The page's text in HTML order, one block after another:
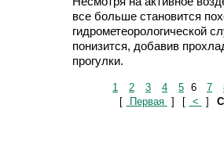
все больше становится
гидрометеорологической
понизится, добавив
прогулки.
1 2 3 4 5 6 7
[
Первая ] [ < ]